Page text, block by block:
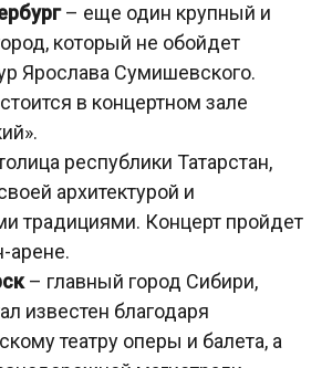
– еще один крупный и
который не обойдет
Ярослава Сумишевского.
в концертном зале
республики Татарстан,
архитектурой и
традициями. Концерт пройдет
арене.
– главный город Сибири,
известен благодаря
театру оперы и балета, а